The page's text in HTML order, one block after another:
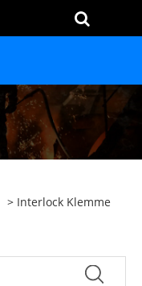
> Interlock Klemme